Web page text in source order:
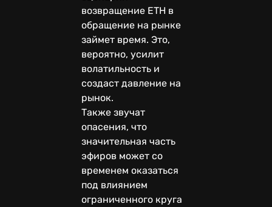
возвращение ETH в
обращение на рынке
займет время. Это,
вероятно, усилит
волатильность и
создаст давление на
рынок.
Также звучат
опасения, что
значительная часть
эфиров может со
временем оказаться
под влиянием
ограниченного круга